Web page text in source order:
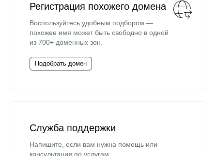
Регистрация похожего домена
Воспользуйтесь удобным подбором —
похожее имя может быть свободно в одной
из 700+ доменных зон.
Подобрать домен
Служба поддержки
Напишите, если вам нужна помощь или
консультация по услугам.